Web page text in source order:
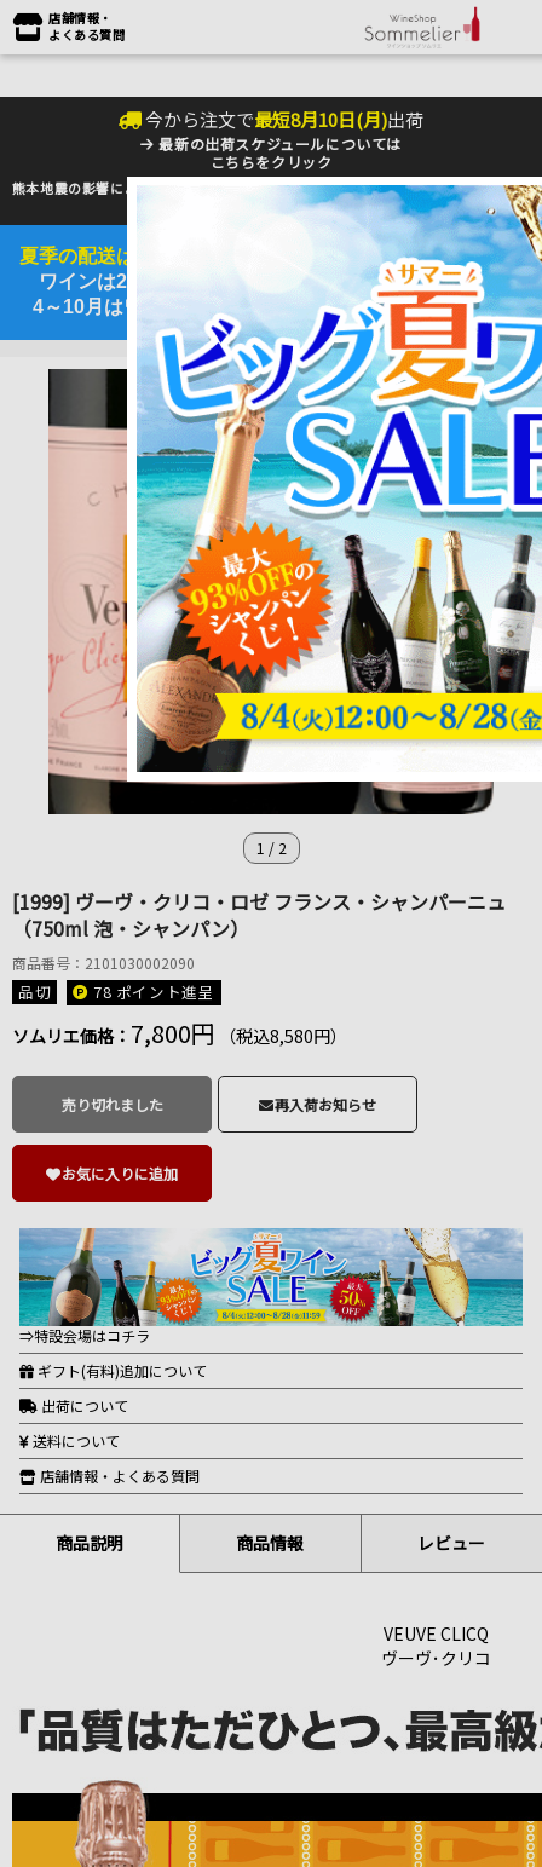
店舗情報・
よくある質問
今から注文で最短8月10日(月)出荷
最新の出荷スケジュールについては
こちらをクリック
熊本地震の影響により九州への配送に遅れが生じております。最新情報は佐川急便
をご確認下さい。
夏季の配送は『クール便』のご利用をお勧めいたします。
ワインは25℃以上で劣化するデリケートな商品です。
4～10月はワインを守るためにも是非ご利用ください。
1 / 2
[1999] ヴーヴ・クリコ・ロゼ フランス・シャンパーニュ
（750ml 泡・シャンパン）
商品番号：2101030002090
品切 78 ポイント進呈
ソムリエ価格： 7,800円 （税込8,580円）
売り切れました 再入荷お知らせ
お気に入りに追加
⇒特設会場はコチラ
ギフト(有料)追加について
出荷について
送料について
店舗情報・よくある質問
商品説明 商品情報 レビュー
VEUVE CLICQ
ヴーヴ･クリコ